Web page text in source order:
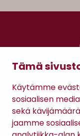
Tämä
Käytämme
sosiaalisen
sekä
jaamme